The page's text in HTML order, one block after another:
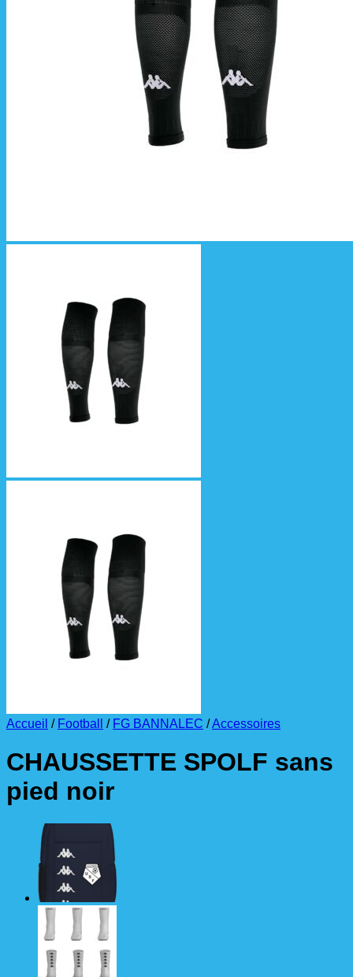
Accueil / Football / FG BANNALEC /Accessoires
CHAUSSETTE SPOLF sans
pied noir